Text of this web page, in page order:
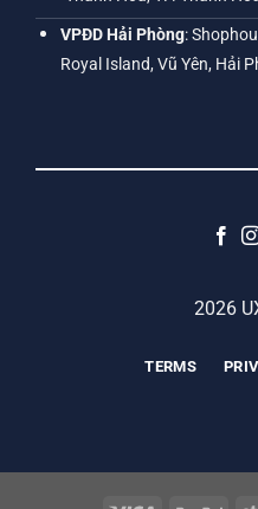
VPĐD Hải Phòng:
Royal Island, Vũ Yên, Hải
2026
TERMS